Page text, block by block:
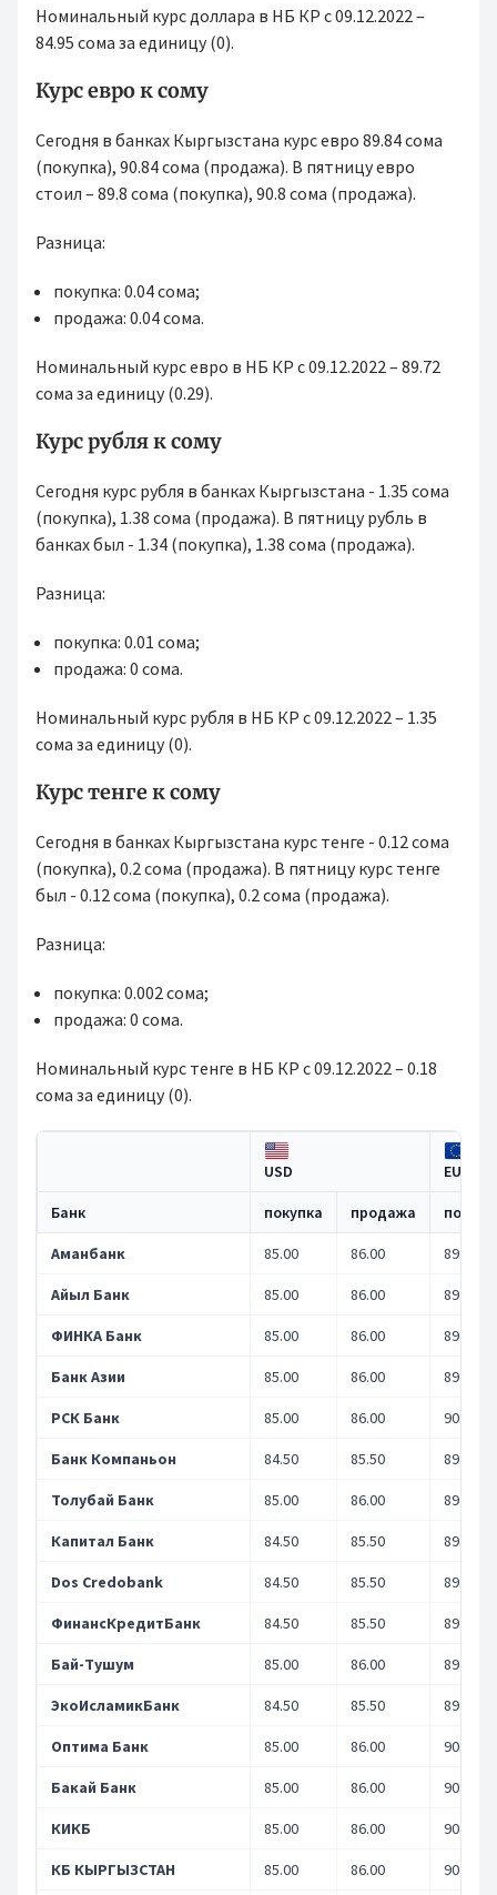
Номинальный курс доллара в НБ КР с 09.12.2022 –
84.95 сома за единицу (0).
Курс евро к сому
Сегодня в банках Кыргызстана курс евро 89.84 сома
(покупка), 90.84 сома (продажа). В пятницу евро
стоил – 89.8 сома (покупка), 90.8 сома (продажа).
Разница:
покупка: 0.04 сома;
продажа: 0.04 сома.
Номинальный курс евро в НБ КР с 09.12.2022 – 89.72
сома за единицу (0.29).
Курс рубля к сому
Сегодня курс рубля в банках Кыргызстана - 1.35 сома
(покупка), 1.38 сома (продажа). В пятницу рубль в
банках был - 1.34 (покупка), 1.38 сома (продажа).
Разница:
покупка: 0.01 сома;
продажа: 0 сома.
Номинальный курс рубля в НБ КР с 09.12.2022 – 1.35
сома за единицу (0).
Курс тенге к сому
Сегодня в банках Кыргызстана курс тенге - 0.12 сома
(покупка), 0.2 сома (продажа). В пятницу курс тенге
был - 0.12 сома (покупка), 0.2 сома (продажа).
Разница:
покупка: 0.002 сома;
продажа: 0 сома.
Номинальный курс тенге в НБ КР с 09.12.2022 – 0.18
сома за единицу (0).
USD EUR
Банк покупка продажа
Аманбанк 85.00 86.00 89.80
Айыл Банк 85.00 86.00 89.80
ФИНКА Банк 85.00 86.00 89.80
Банк Азии 85.00 86.00 89.80
РСК Банк 85.00 86.00 90.00
Банк Компаньон 84.50 85.50 89.50
Толубай Банк 85.00 86.00 89.50
Капитал Банк 84.50 85.50 89.50
Dos Credobank 84.50 85.50 89.50
ФинансКредитБанк 84.50 85.50 89.80
Бай-Тушум 85.00 86.00 89.90
ЭкоИсламикБанк 84.50 85.50 89.50
Оптима Банк 85.00 86.00 90.20
Бакай Банк 85.00 86.00 90.00
КИКБ 85.00 86.00 90.00
КБ КЫРГЫЗСТАН 85.00 86.00 90.10